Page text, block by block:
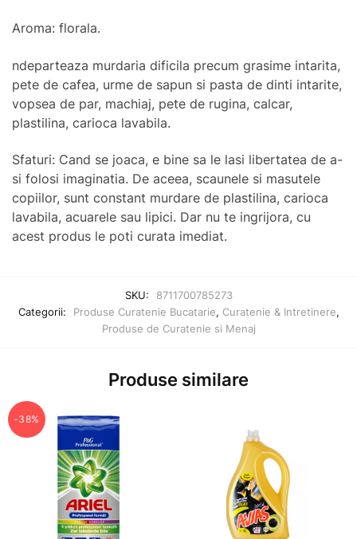
Aroma: florala.
ndeparteaza murdaria dificila precum grasime intarita,
pete de cafea, urme de sapun si pasta de dinti intarite,
vopsea de par, machiaj, pete de rugina, calcar,
plastilina, carioca lavabila.
Sfaturi: Cand se joaca, e bine sa le lasi libertatea de a-
si folosi imaginatia. De aceea, scaunele si masutele
copiilor, sunt constant murdare de plastilina, carioca
lavabila, acuarele sau lipici. Dar nu te ingrijora, cu
acest produs le poti curata imediat.
SKU:
8711700785273
Categorii:
Produse Curatenie Bucatarie, Curatenie & Intretinere,
Produse de Curatenie si Menaj
Produse similare
-38%